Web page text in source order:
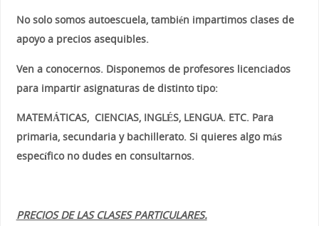
No solo somos autoescuela, también impartimos clases de
apoyo a precios asequibles.
Ven a conocernos. Disponemos de profesores licenciados
para impartir asignaturas de distinto tipo:
MATEMÁTICAS, CIENCIAS, INGLÉS, LENGUA. ETC. Para
primaria, secundaria y bachillerato. Si quieres algo más
específico no dudes en consultarnos.
PRECIOS DE LAS CLASES PARTICULARES.